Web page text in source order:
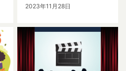
2023年11月28日